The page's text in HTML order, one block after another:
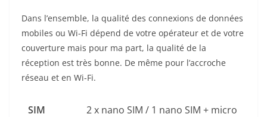
Dans l’ensemble, la qualité des connexions de données
mobiles ou Wi-Fi dépend de votre opérateur et de votre
couverture mais pour ma part, la qualité de la
réception est très bonne. De même pour l’accroche
réseau et en Wi-Fi.
SIM
2 x nano SIM / 1 nano SIM + micro